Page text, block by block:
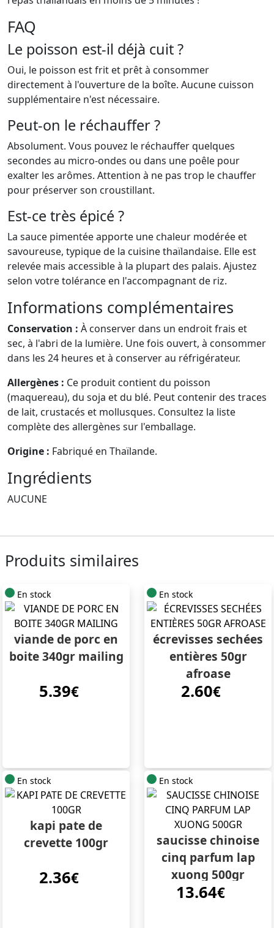
FAQ
Le poisson est-il déjà cuit ?
Oui, le poisson est frit et prêt à consommer
directement à l'ouverture de la boîte. Aucune cuisson
supplémentaire n'est nécessaire.
Peut-on le réchauffer ?
Absolument. Vous pouvez le réchauffer quelques
secondes au micro-ondes ou dans une poêle pour
exalter les arômes. Attention à ne pas trop le chauffer
pour préserver son croustillant.
Est-ce très épicé ?
La sauce pimentée apporte une chaleur modérée et
savoureuse, typique de la cuisine thaïlandaise. Elle est
relevée mais accessible à la plupart des palais. Ajustez
selon votre tolérance en l'accompagnant de riz.
Informations complémentaires
Conservation : À conserver dans un endroit frais et
sec, à l'abri de la lumière. Une fois ouvert, à consommer
dans les 24 heures et à conserver au réfrigérateur.
Allergènes : Ce produit contient du poisson
(maquereau), du soja et du blé. Peut contenir des traces
de lait, crustacés et mollusques. Consultez la liste
complète des allergènes sur l'emballage.
Origine : Fabriqué en Thaïlande.
Ingrédients
AUCUNE
Produits similaires
En stock
viande de porc en
boite 340gr mailing
5.39€
En stock
écrevisses sechées
entières 50gr
afroase
2.60€
En stock
kapi pate de
crevette 100gr
2.36€
En stock
saucisse chinoise
cinq parfum lap
xuong 500gr
13.64€